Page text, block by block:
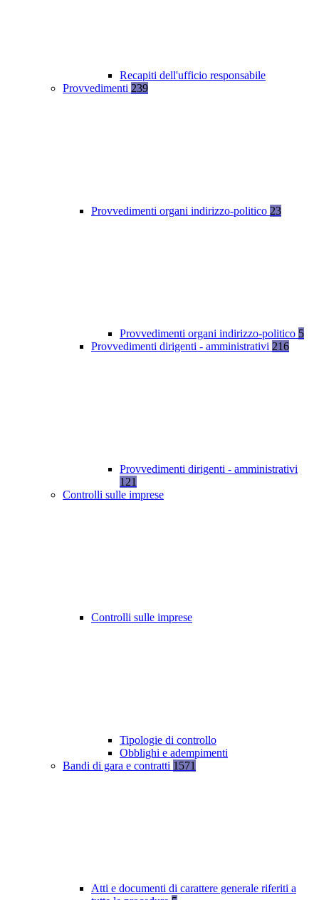
Recapiti dell'ufficio responsabile
Provvedimenti 239
Provvedimenti organi indirizzo-politico 23
Provvedimenti organi indirizzo-politico 5
Provvedimenti dirigenti - amministrativi 216
Provvedimenti dirigenti - amministrativi
121
Controlli sulle imprese
Controlli sulle imprese
Tipologie di controllo
Obblighi e adempimenti
Bandi di gara e contratti 1571
Atti e documenti di carattere generale riferiti a